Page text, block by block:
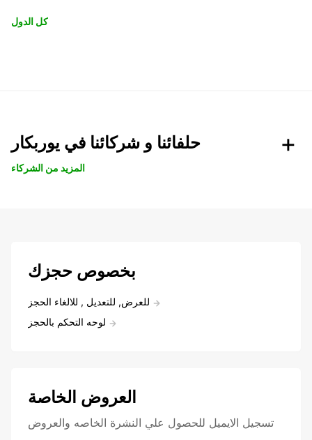
كل الدول
حلفائنا و شركائنا في يوربكار
المزيد من الشركاء
بخصوص حجزك
للعرض, للتعديل , للالغاء الحجز
لوحه التحكم بالحجز
العروض الخاصة
تسجيل الايميل للحصول علي النشرة الخاصه والعروض